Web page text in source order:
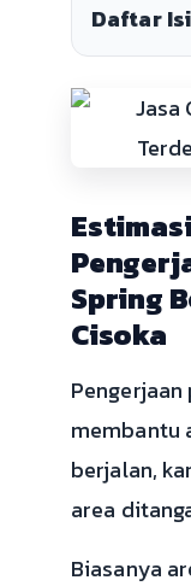
Daftar Isi
Spring
Cisoka
Pengerjaan
membantu
berjalan,
area
Biasanya